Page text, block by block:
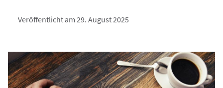
Veröffentlicht am 29. August 2025